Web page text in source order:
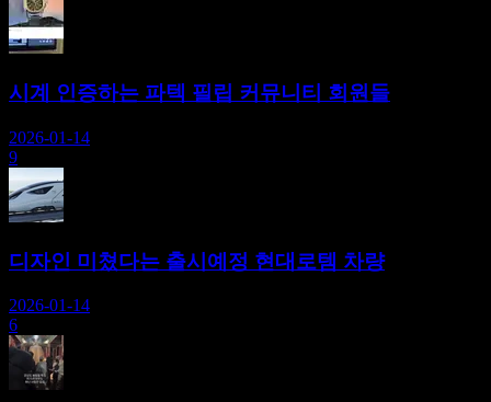
시계 인증하는 파텍 필립 커뮤니티 회원들
2026-01-14
9
디자인 미쳤다는 출시예정 현대로템 차량
2026-01-14
6